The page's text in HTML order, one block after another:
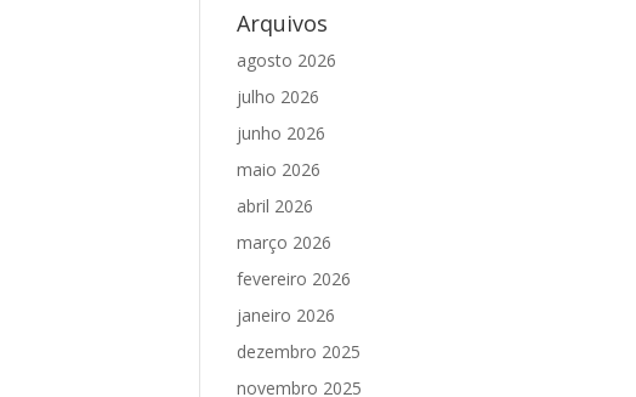
Arquivos
agosto 2026
julho 2026
junho 2026
maio 2026
abril 2026
março 2026
fevereiro 2026
janeiro 2026
dezembro 2025
novembro 2025